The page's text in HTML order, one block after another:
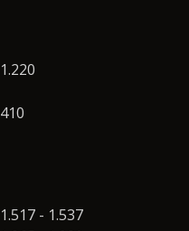
1.220
410
1.517 - 1.537